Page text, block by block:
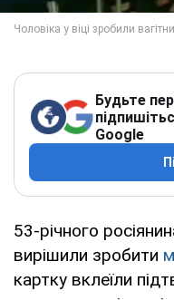
Будьте
Google
53-річного
вирішили зробити
картку вклеїли